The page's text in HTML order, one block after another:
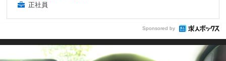
正社員
Sponsored by